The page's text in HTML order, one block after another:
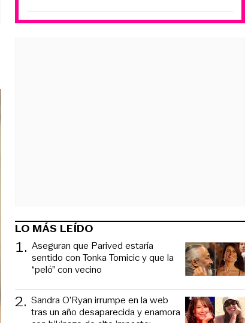
LO MÁS LEÍDO
1. Aseguran que Parived estaría
sentido con Tonka Tomicic y que la
“peló” con vecino
2. Sandra O’Ryan irrumpe en la web
tras un año desaparecida y enamora